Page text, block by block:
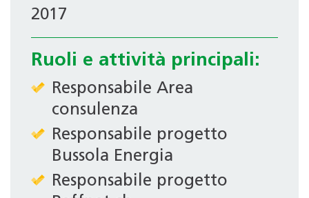
2017
Ruoli e attività principali:
Responsabile Area
consulenza
Responsabile progetto
Bussola Energia
Responsabile progetto